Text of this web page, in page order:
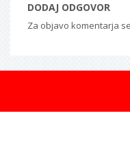
DODAJ ODGOVOR
Za objavo komentarja